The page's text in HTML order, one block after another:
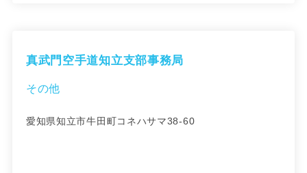
真武門空手道知立支部事務局
その他
愛知県知立市牛田町コネハサマ38-60